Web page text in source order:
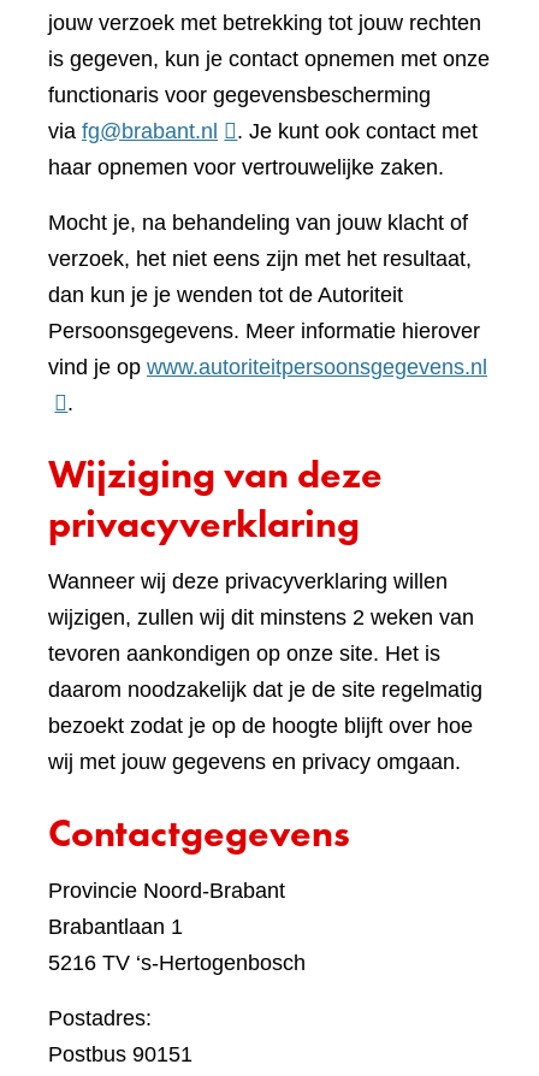
jouw verzoek met betrekking tot jouw rechten
is gegeven, kun je contact opnemen met onze
functionaris voor gegevensbescherming
via fg@brabant.nl
. Je kunt ook contact met
haar opnemen voor vertrouwelijke zaken.
Mocht je, na behandeling van jouw klacht of
verzoek, het niet eens zijn met het resultaat,
dan kun je je wenden tot de Autoriteit
Persoonsgegevens. Meer informatie hierover
vind je op www.autoriteitpersoonsgegevens.nl
.
Wijziging van deze
privacyverklaring
Wanneer wij deze privacyverklaring willen
wijzigen, zullen wij dit minstens 2 weken van
tevoren aankondigen op onze site. Het is
daarom noodzakelijk dat je de site regelmatig
bezoekt zodat je op de hoogte blijft over hoe
wij met jouw gegevens en privacy omgaan.
Contactgegevens
Provincie Noord-Brabant
Brabantlaan 1
5216 TV ‘s-Hertogenbosch
Postadres:
Postbus 90151